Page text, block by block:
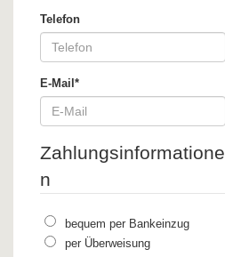
Telefon
E-Mail*
Zahlungsinformatione
n
bequem per Bankeinzug
per Überweisung